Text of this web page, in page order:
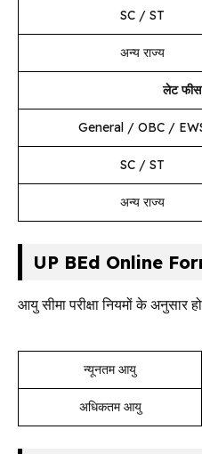
SC / ST
अन्य राज्य
लेट
General / OBC /
SC / ST
अन्य राज्य
UP BEd Online
आयु सीमा परीक्षा नियमों के अनुसार
न्यूनतम आयु
अधिकतम आयु